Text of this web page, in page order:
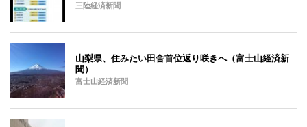
三陸経済新聞
山梨県、住みたい田舎首位返り咲きへ（富士山経済新
聞）
富士山経済新聞